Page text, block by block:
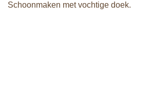
Schoonmaken met vochtige doek.